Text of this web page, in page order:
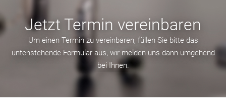
Jetzt Termin vereinbaren
Um einen Termin zu vereinbaren, füllen Sie bitte das
untenstehende Formular aus, wir melden uns dann umgehend
bei Ihnen.